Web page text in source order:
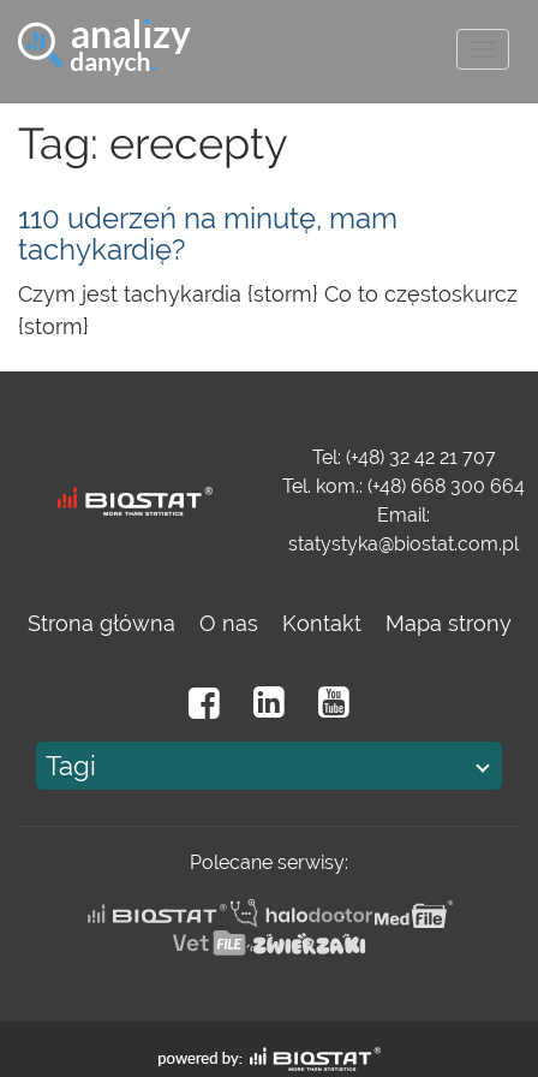
Tag: erecepty
110 uderzeń na minutę, mam
tachykardię?
Czym jest tachykardia {storm} Co to częstoskurcz
{storm}
Tel: (+48) 32 42 21 707
Tel. kom.: (+48) 668 300 664
Email:
statystyka@biostat.com.pl
Strona główna O nas Kontakt Mapa strony
Tagi
Polecane serwisy: